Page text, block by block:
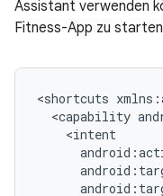
Assistant verwenden
Fitness-App zu
<shortcuts
<capability